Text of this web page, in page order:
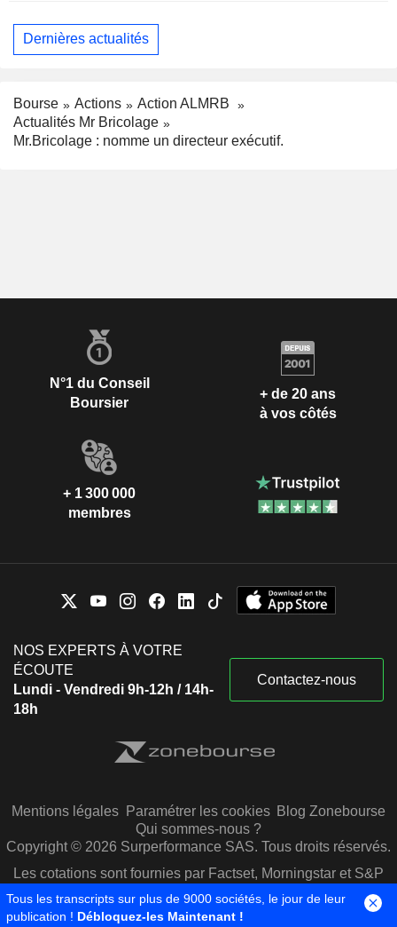
Dernières actualités
Bourse Actions
Action ALMRB
Actualités Mr Bricolage
Mr.Bricolage : nomme un directeur exécutif.
N°1 du Conseil
Boursier
+ de 20 ans
à vos côtés
+ 1 300 000
membres
NOS EXPERTS À VOTRE
ÉCOUTE
Lundi - Vendredi 9h-12h / 14h-
18h
Contactez-nous
Mentions légales Paramétrer les cookies Blog Zonebourse
Qui sommes-nous ?
Copyright © 2026 Surperformance SAS. Tous droits réservés.
Les cotations sont fournies par Factset, Morningstar et S&P
Capital IQ
Tous les transcripts sur plus de 9000 sociétés, le jour de leur
publication ! Débloquez-les Maintenant !